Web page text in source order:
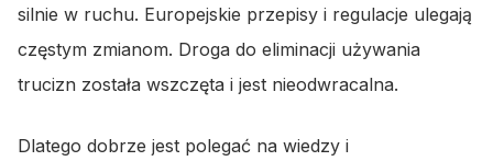
silnie w ruchu. Europejskie przepisy i regulacje ulegają
częstym zmianom. Droga do eliminacji używania
trucizn została wszczęta i jest nieodwracalna.
Dlatego dobrze jest polegać na wiedzy i